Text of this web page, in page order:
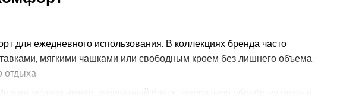
для ежедневного использования. В коллекциях бренда часто
мягкими чашками или свободным кроем без лишнего объема.
отдыха.